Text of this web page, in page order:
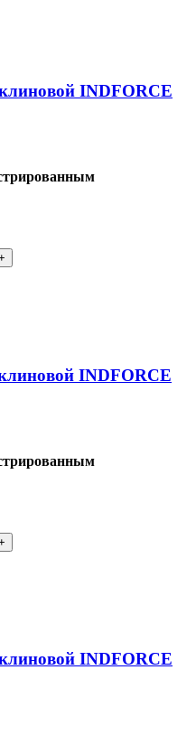
INDFORCE
INDFORCE
INDFORCE